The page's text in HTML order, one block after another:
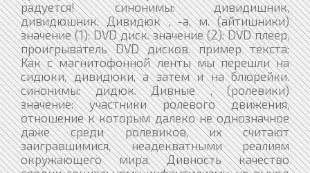
радуется! синонимы: дивидишник,
дивидюшник. Дивидюк , -а, м. (айтишники)
значение (1): DVD диск. значение (2): DVD плеер,
проигрыватель DVD дисков. пример текста:
Как с магнитофонной ленты мы перешли на
сидюки, дивидюки, а затем и на блюрейки.
синонимы: дидюк. Дивные , (ролевики)
значение: участники ролевого движения,
отношение к которым далеко не однозначное
даже среди ролевиков, их считают
заигравшимися, неадекватными реалиям
окружающего мира. Дивность качество